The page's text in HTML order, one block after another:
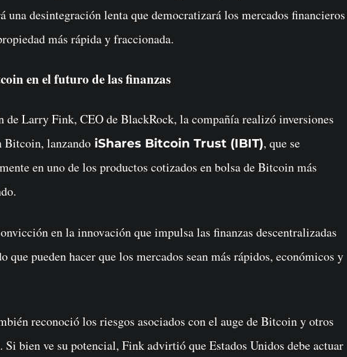
una desintegración lenta que democratizará los mercados financieros
más rápida y fraccionada.
en el futuro de las finanzas
de Larry Fink, CEO de BlackRock, la compañía realizó inversiones
Bitcoin, lanzando iShares Bitcoin Trust (IBIT), que se
en uno de los productos cotizados en bolsa de Bitcoin más
en la innovación que impulsa las finanzas descentralizadas
que pueden hacer que los mercados sean más rápidos, económicos y
reconoció los riesgos asociados con el auge de Bitcoin y otros
bien ve su potencial, Fink advirtió que Estados Unidos debe actuar